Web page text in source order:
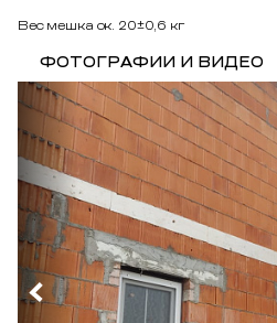
Вес мешка ок. 20±0,6 кг
ФОТОГРАФИИ И ВИДЕО